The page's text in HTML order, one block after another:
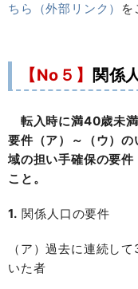
ちら（外部リンク） を
【No５】 関係
転入時に満40歳未
要件（ア）～（ウ）
域の担い手確保の要
こと。
1. 関係人口の要件
（ア）過去に連続し
いた者